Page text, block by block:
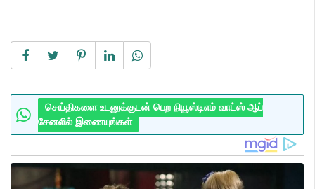
செய்திகளை உடனுக்குடன் பெற நியூஸ்டிஎம் வாட்ஸ் ஆப்
சேனலில் இணையுங்கள்